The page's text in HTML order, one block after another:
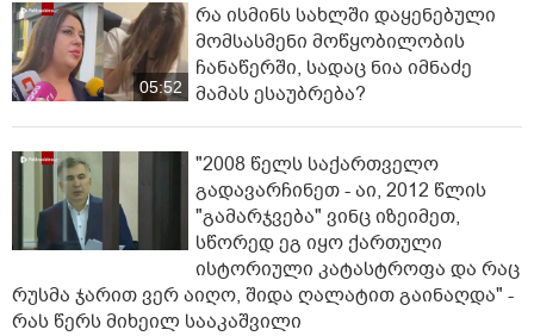
05:52
რა ისმინს სახლში დაყენებული
მომსასმენი მოწყობილობის
ჩანაწერში, სადაც ნია იმნაძე
მამას ესაუბრება?
"2008 წელს საქართველო
გადავარჩინეთ - აი, 2012 წლის
"გამარჯვება" ვინც იზეიმეთ,
სწორედ ეგ იყო ქართული
ისტორიული კატასტროფა და რაც
რუსმა ჯარით ვერ აიღო, შიდა ღალატით გაინაღდა" -
რას წერს მიხეილ სააკაშვილი